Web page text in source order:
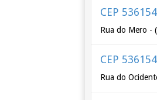
CEP
Rua do Mero -
CEP
Rua do